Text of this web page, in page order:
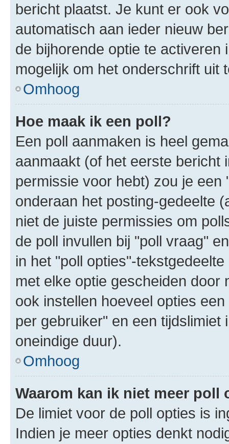
bericht plaatst. Je kunt er ook
automatisch aan ieder nieuw
de bijhorende optie te
mogelijk om het onderschrift uit
Omhoog
Hoe maak ik een poll?
Een poll aanmaken is heel
aanmaakt (of het eerste bericht
permissie voor hebt) zou je
onderaan het posting-gedeelte
niet de juiste permissies om
de poll invullen bij "poll vraag"
in het "poll opties"-
met elke optie gescheiden door
ook instellen hoeveel opties
per gebruiker" en een
oneindige duur).
Omhoog
Waarom kan ik niet meer poll
De limiet voor de poll opties is
Indien je meer opties denkt